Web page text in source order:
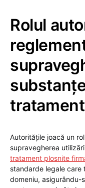
Rolul
Autoritățile joacă un
supravegherea
tratament plosnite
standarde legale
domeniu, asigurându-